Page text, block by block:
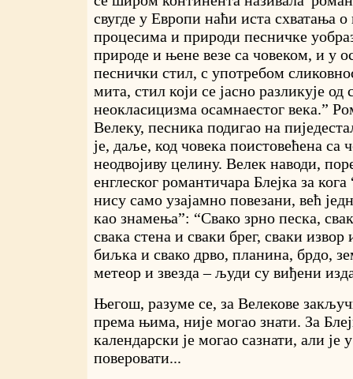
свугде у Европи наћи иста схватања
процесима и природи песничке
природе и њене везе са човеком, и у
песнички стил, с употребом
мита, стил који се јасно разликује од
неокласицизма осамнаестог века.”
Велеку, песника подигао на
је, даље, код човека поистовећена са
неодвојиву целину. Велек наводи,
енглеског романтичара Блејка за
нису само узајамно повезани, већ
као знамења”: “Свако зрно песка,
свака стена и сваки брег, сваки извор
биљка и свако дрво, планина, брдо,
метеор и звезда – људи су виђени
Његош, разуме се, за Велекове
према њима, није могао знати. За
календарски је могао сазнати, али је
поверовати...